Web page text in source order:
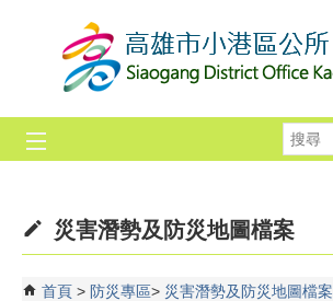
跳到主要內容區塊
災害潛勢及防災地圖檔案
首頁 防災專區 災害潛勢及防災地圖檔案